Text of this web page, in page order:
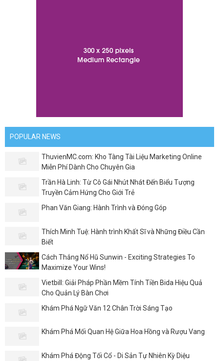
POPULAR NEWS
ThuvienMC.com: Kho Tàng Tài Liệu Marketing Online
Miễn Phí Dành Cho Chuyên Gia
Trần Hà Linh: Từ Cô Gái Nhút Nhát Đến Biểu Tượng
Truyền Cảm Hứng Cho Giới Trẻ
Phan Văn Giang: Hành Trình và Đóng Góp
Thích Minh Tuệ: Hành trình Khất Sĩ và Những Điều Cần
Biết
Cách Thắng Nổ Hũ Sunwin - Exciting Strategies To
Maximize Your Wins!
Vietbill: Giải Pháp Phần Mềm Tính Tiền Bida Hiệu Quả
Cho Quản Lý Bàn Chơi
Khám Phá Ngữ Văn 12 Chân Trời Sáng Tạo
Khám Phá Mối Quan Hệ Giữa Hoa Hồng và Rượu Vang
Khám Phá Động Tối Cổ - Di Sản Tự Nhiên Kỳ Diệu